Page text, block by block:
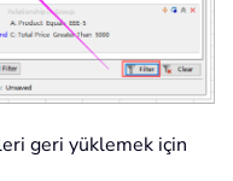
geri yüklemek için